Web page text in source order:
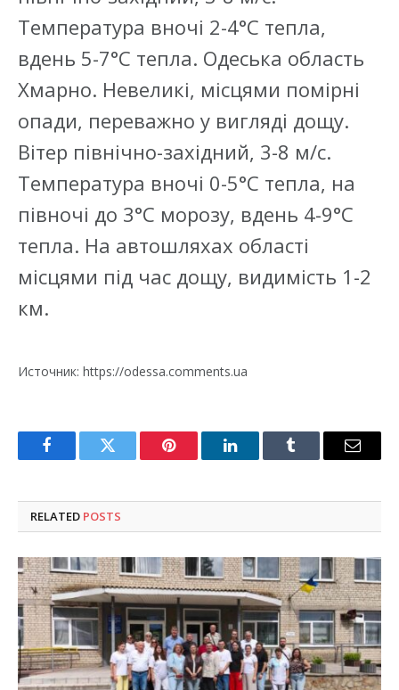
Температура вночі 2-4°С тепла,
вдень 5-7°С тепла. Одеська область
Хмарно. Невеликі, місцями помірні
опади, переважно у вигляді дощу.
Вітер північно-західний, 3-8 м/с.
Температура вночі 0-5°С тепла, на
півночі до 3°С морозу, вдень 4-9°С
тепла. На автошляхах області
місцями під час дощу, видимість 1-2
км.
Источник: https://odessa.comments.ua
FacebookTwitter Pinterest LinkedInTumblr Email
RELATED POSTS